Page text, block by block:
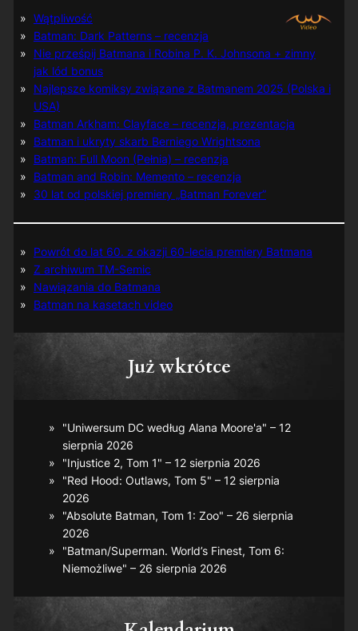
Wątpliwość
Batman: Dark Patterns – recenzja
Nie prześpij Batmana i Robina P. K. Johnsona + zimny
jak lód bonus
Najlepsze komiksy związane z Batmanem 2025 (Polska i
USA)
Batman Arkham: Clayface – recenzja, prezentacja
Batman i ukryty skarb Berniego Wrightsona
Batman: Full Moon (Pełnia) – recenzja
Batman and Robin: Memento – recenzja
30 lat od polskiej premiery „Batman Forever”
Powrót do lat 60. z okazji 60-lecia premiery Batmana
Z archiwum TM-Semic
Nawiązania do Batmana
Batman na kasetach video
Już wkrótce
"Uniwersum DC według Alana Moore'a" – 12
sierpnia 2026
"Injustice 2, Tom 1" – 12 sierpnia 2026
"Red Hood: Outlaws, Tom 5" – 12 sierpnia
2026
"Absolute Batman, Tom 1: Zoo" – 26 sierpnia
2026
"Batman/Superman. World’s Finest, Tom 6:
Niemożliwe" – 26 sierpnia 2026